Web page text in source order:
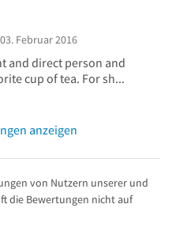
Februar 2016
and direct person and
cup of tea. For sh...
anzeigen
von Nutzern unserer und
die Bewertungen nicht auf